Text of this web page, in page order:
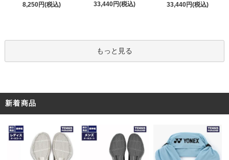
8,250円(税込)
33,440円(税込)
33,440円(税込)
もっと見る
新着商品